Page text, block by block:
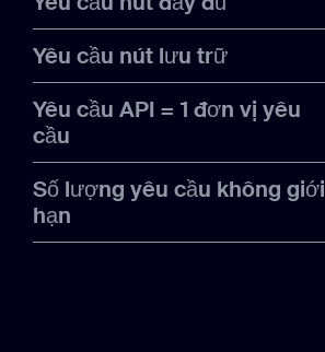
Yêu cầu nút lưu trữ
Yêu cầu API = 1 đơn vị yêu
cầu
Số lượng yêu cầu không giới
hạn